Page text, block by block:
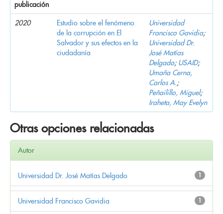
publicación
2020
Estudio sobre el fenómeno
de la corrupción en El
Salvador y sus efectos en la
ciudadanía
Universidad
Francisco Gavidia;
Universidad Dr.
José Matías
Delgado; USAID;
Umaña Cerna,
Carlos A.;
Peñailillo, Miguel;
Iraheta, May Evelyn
Otras opciones relacionadas
Autor
1
Universidad Dr. José Matías Delgado
1
Universidad Francisco Gavidia